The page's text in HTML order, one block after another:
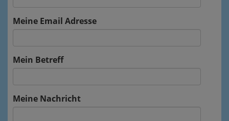
Meine Email Adresse
Mein Betreff
Meine Nachricht